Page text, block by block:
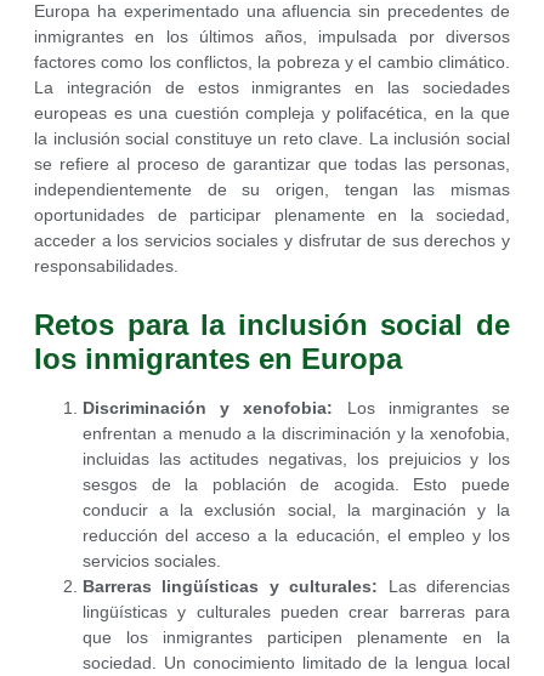
Europa ha experimentado una afluencia sin precedentes de
inmigrantes en los últimos años, impulsada por diversos
factores como los conflictos, la pobreza y el cambio climático.
La integración de estos inmigrantes en las sociedades
europeas es una cuestión compleja y polifacética, en la que
la inclusión social constituye un reto clave. La inclusión social
se refiere al proceso de garantizar que todas las personas,
independientemente de su origen, tengan las mismas
oportunidades de participar plenamente en la sociedad,
acceder a los servicios sociales y disfrutar de sus derechos y
responsabilidades.
Retos para la inclusión social de
los inmigrantes en Europa
Discriminación y xenofobia: Los inmigrantes se
enfrentan a menudo a la discriminación y la xenofobia,
incluidas las actitudes negativas, los prejuicios y los
sesgos de la población de acogida. Esto puede
conducir a la exclusión social, la marginación y la
reducción del acceso a la educación, el empleo y los
servicios sociales.
Barreras lingüísticas y culturales: Las diferencias
lingüísticas y culturales pueden crear barreras para
que los inmigrantes participen plenamente en la
sociedad. Un conocimiento limitado de la lengua local